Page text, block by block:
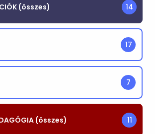
(összes) 14
17
7
(összes) 11